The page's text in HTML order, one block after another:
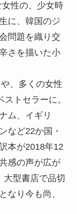
性の、少女時
に、韓国のジ
問題を織り交
さを描いた小
、多くの女性
トセラーに。
ム、イギリ
など22か国・
本が2018年12
感の声が広が
大型書店で品切
なり今も尚、